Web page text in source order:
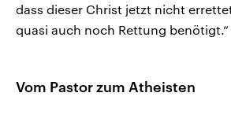
dass dieser Christ jetzt nicht
quasi auch noch Rettung benötigt.“
Vom Pastor zum Atheisten